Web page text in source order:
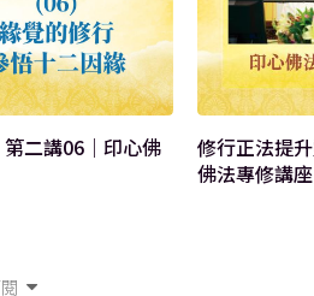
二講06｜印心佛
修行正法提
佛法專修講座